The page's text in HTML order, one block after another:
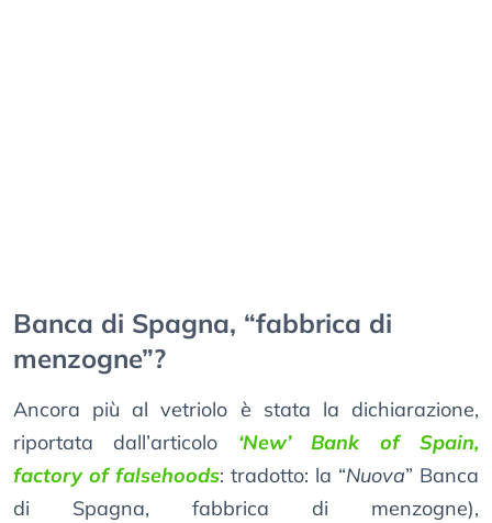
Banca di Spagna, “fabbrica di
menzogne”?
Ancora più al vetriolo è stata la dichiarazione,
riportata dall’articolo ‘New’ Bank of Spain,
factory of falsehoods: tradotto: la “Nuova” Banca
di Spagna, fabbrica di menzogne),